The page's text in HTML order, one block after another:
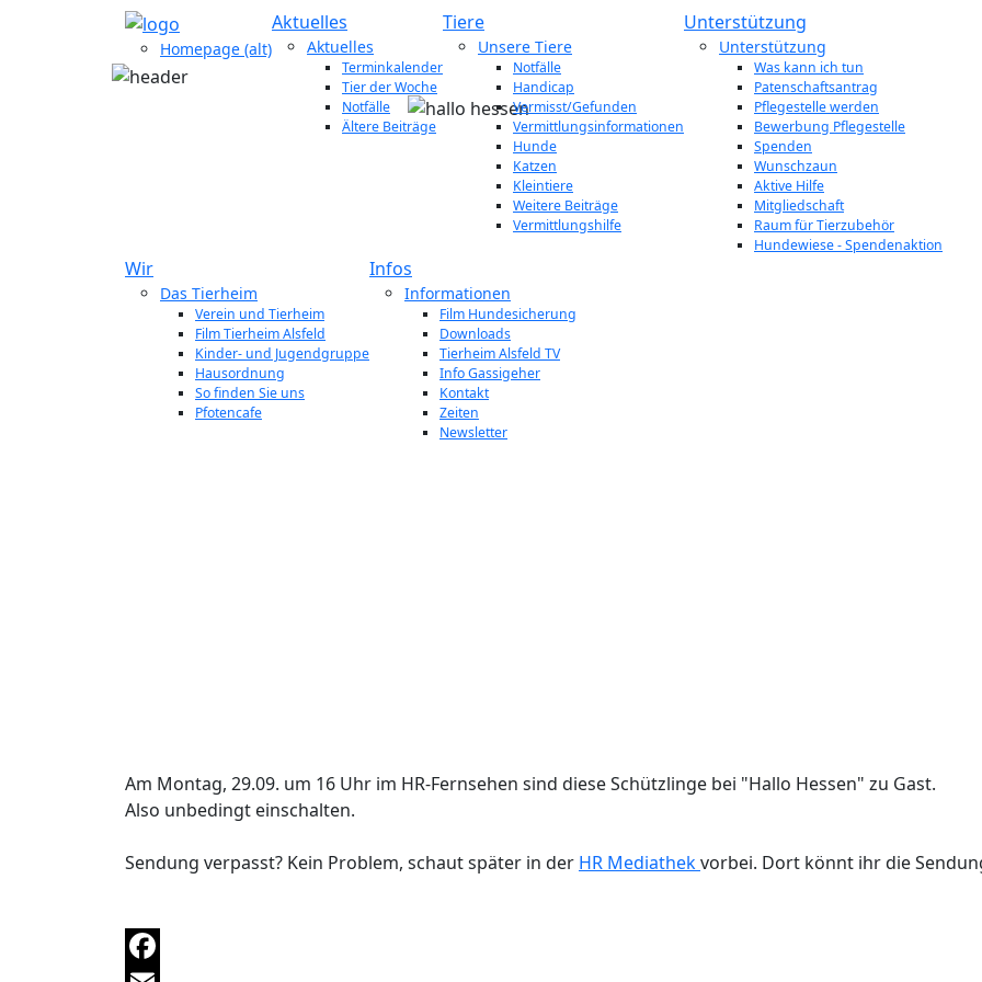
Homepage (alt)
Aktuelles
Aktuelles
Terminkalender
Tier der Woche
Notfälle
Ältere Beiträge
Tiere
Unsere Tiere
Notfälle
Handicap
Vermisst/Gefunden
Vermittlungsinformationen
Hunde
Katzen
Kleintiere
Weitere Beiträge
Vermittlungshilfe
Unterstützung
Unterstützung
Was kann ich tun
Patenschaftsantrag
Pflegestelle werden
Bewerbung Pflegestelle
Spenden
Wunschzaun
Aktive Hilfe
Mitgliedschaft
Raum für Tierzubehör
Hundewiese - Spendenaktion
Wir
Das Tierheim
Verein und Tierheim
Film Tierheim Alsfeld
Kinder- und Jugendgruppe
Hausordnung
So finden Sie uns
Pfotencafe
Infos
Informationen
Film Hundesicherung
Downloads
Tierheim Alsfeld TV
Info Gassigeher
Kontakt
Zeiten
Newsletter
Am Montag, 29.09. um 16 Uhr im HR-Fernsehen sind diese Schützlinge bei "Hallo Hessen" zu Gast.
Also unbedingt einschalten.
Sendung verpasst? Kein Problem, schaut später in der HR Mediathekvorbei. Dort könnt ihr die